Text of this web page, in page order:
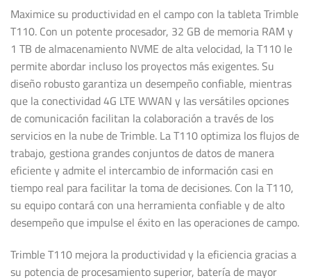
Maximice su productividad en el campo con la tableta Trimble
T110. Con un potente procesador, 32 GB de memoria RAM y
1 TB de almacenamiento NVME de alta velocidad, la T110 le
permite abordar incluso los proyectos más exigentes. Su
diseño robusto garantiza un desempeño confiable, mientras
que la conectividad 4G LTE WWAN y las versátiles opciones
de comunicación facilitan la colaboración a través de los
servicios en la nube de Trimble. La T110 optimiza los flujos de
trabajo, gestiona grandes conjuntos de datos de manera
eficiente y admite el intercambio de información casi en
tiempo real para facilitar la toma de decisiones. Con la T110,
su equipo contará con una herramienta confiable y de alto
desempeño que impulse el éxito en las operaciones de campo.
Trimble T110 mejora la productividad y la eficiencia gracias a
su potencia de procesamiento superior, batería de mayor